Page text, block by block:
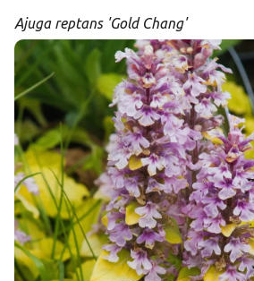
Ajuga reptans 'Gold Chang'